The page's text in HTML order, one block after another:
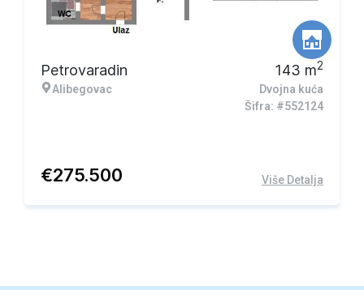
Petrovaradin
Alibegovac
143 m2
Dvojna kuća
Šifra: #552124
€275.500 Više Detalja